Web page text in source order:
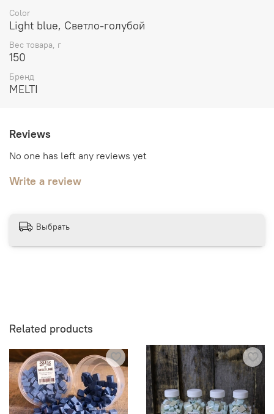
Color
Light blue, Светло-голубой
Вес товара, г
150
Бренд
MELTI
Reviews
No one has left any reviews yet
Write a review
Выбрать
Related products